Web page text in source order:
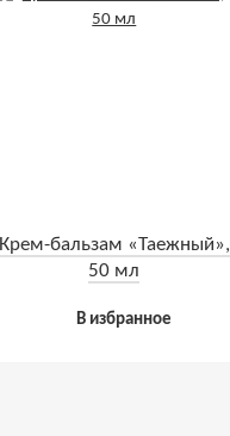
Крем-бальзам «Таежный»,
50 мл
В избранное